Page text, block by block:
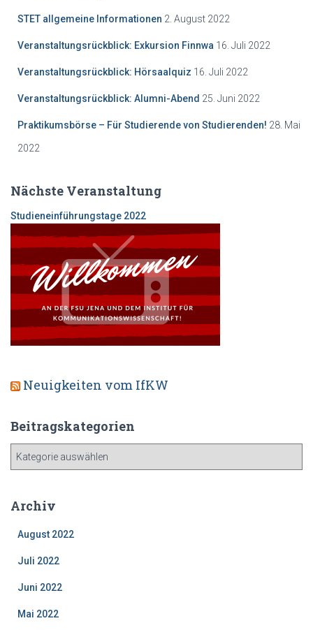
STET allgemeine Informationen 2. August 2022
Veranstaltungsrückblick: Exkursion Finnwa 16. Juli 2022
Veranstaltungsrückblick: Hörsaalquiz 16. Juli 2022
Veranstaltungsrückblick: Alumni-Abend 25. Juni 2022
Praktikumsbörse – Für Studierende von Studierenden! 28. Mai
2022
Nächste Veranstaltung
Studieneinführungstage 2022
Neuigkeiten vom IfKW
Beitragskategorien
rArchiv
August 2022
Juli 2022
Juni 2022
Mai 2022